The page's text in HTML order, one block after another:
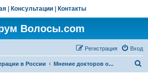
Консультации Контакты
Волосы.com
Вход
Регистрация
в России Мнение докторов о...